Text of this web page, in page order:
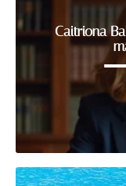
Caitriona